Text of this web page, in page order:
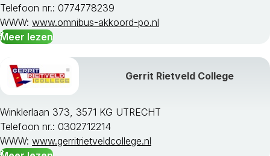
Telefoon nr.: 0774778239
WWW: www.omnibus-akkoord-po.nl
Meer lezen
Gerrit Rietveld College
Winklerlaan 373, 3571 KG UTRECHT
Telefoon nr.: 0302712214
WWW: www.gerritrietveldcollege.nl